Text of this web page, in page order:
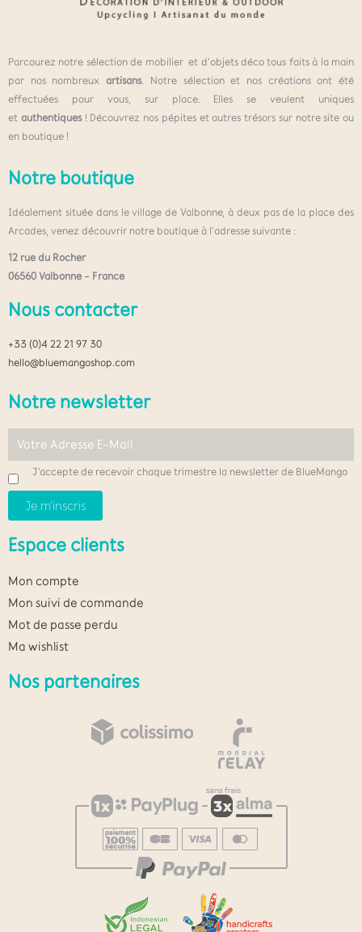
Parcourez notre sélection de mobilier et d’objets déco tous faits à la main
par nos nombreuxartisans. Notre sélection et nos créations ont été
effectuées pour vous, sur place. Elles se veulent uniques
et authentiques! Découvrez nos pépites et autres trésors sur notre site ou
en boutique !
Notre boutique
Idéalement située dans le village de Valbonne, à deux pas de la place des
Arcades, venez découvrir notre boutique à l’adresse suivante :
12 rue du Rocher
06560 Valbonne – France
Nous contacter
+33 (0)4 22 21 97 30
hello@bluemangoshop.com
Notre newsletter
J'accepte de recevoir chaque trimestre la newsletter de BlueMango
Espace clients
Mon compte
Mon suivi de commande
Mot de passe perdu
Ma wishlist
Nos partenaires